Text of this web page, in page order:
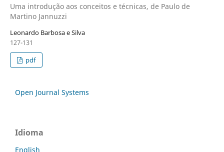
Uma introdução aos conceitos e técnicas, de Paulo de
Martino Jannuzzi
Leonardo Barbosa e Silva
127-131
pdf
Open Journal Systems
Idioma
English